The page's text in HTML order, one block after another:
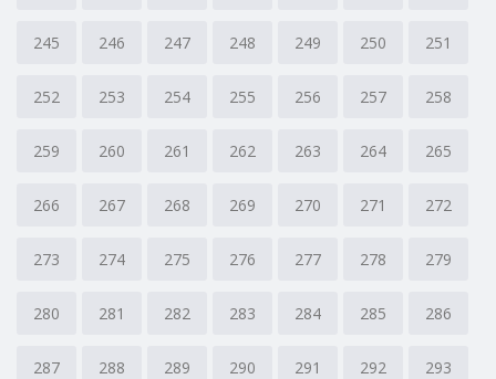
245 246 247 248 249 250 251
252 253 254 255 256 257 258
259 260 261 262 263 264 265
266 267 268 269 270 271 272
273 274 275 276 277 278 279
280 281 282 283 284 285 286
287 288 289 290 291 292 293